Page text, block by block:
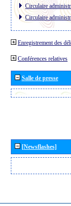
Circulaire
Circulaire
Enregistrement des
Conférences relatives
Salle de presse
[Newsflashes]